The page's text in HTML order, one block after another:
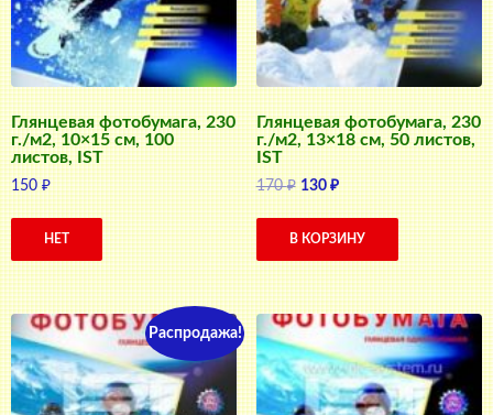
Глянцевая фотобумага, 230
г./м2, 10×15 см, 100
листов, IST
150₽
НЕТ
Глянцевая фотобумага, 230
г./м2, 13×18 см, 50 листов,
IST
170₽ Первоначальная
цена
составляла
130₽Текущая
цена:
130 ₽.
В КОРЗИНУ
Распродажа!